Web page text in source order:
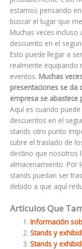
estamos pensando
buscar el lugar que
Muchas veces
descuento en el
Esto puede llegar a
realmente equipando
eventos. Muchas
presentaciones se da
empresa se
Aquí es cuando
descuentos en el
stands otro punto
cubre el traslado de
destino que nosotros
almacenamiento. Por
stands puedan ser
debido a que aquí
Artículos Que
Información
Stands y
Stands y